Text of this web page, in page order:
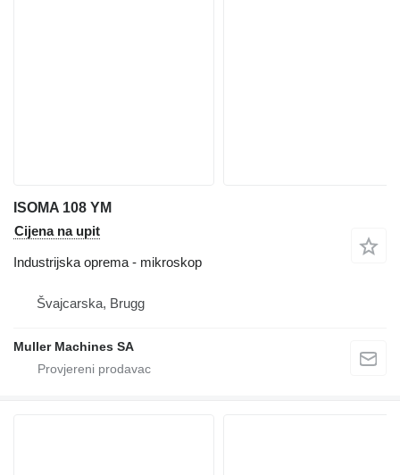
ISOMA 108 YM
Cijena na upit
Industrijska oprema - mikroskop
Švајcarska, Brugg
Muller Machines SA